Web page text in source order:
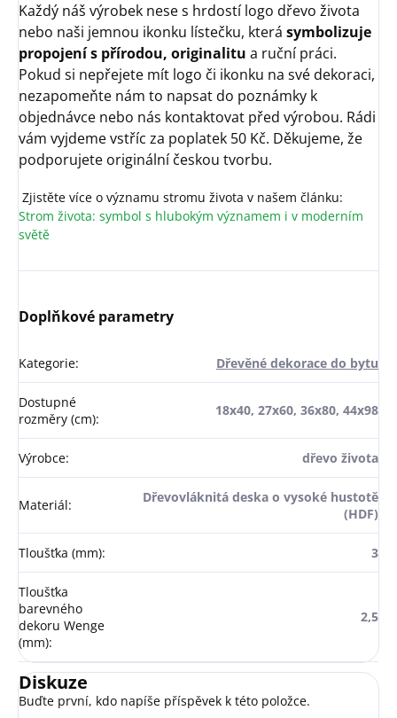
Každý náš výrobek nese s hrdostí logo dřevo života
nebo naši jemnou ikonku lístečku, která symbolizuje
propojení s přírodou, originalitu a ruční práci.
Pokud si nepřejete mít logo či ikonku na své dekoraci,
nezapomeňte nám to napsat do poznámky k
objednávce nebo nás kontaktovat před výrobou. Rádi
vám vyjdeme vstříc za poplatek 50 Kč. Děkujeme, že
podporujete originální českou tvorbu.
Zjistěte více o významu stromu života v našem článku:
Strom života: symbol s hlubokým významem i v moderním
světě
Doplňkové parametry
Kategorie: Dřevěné dekorace do bytu
Dostupné
rozměry (cm):
18x40, 27x60, 36x80, 44x98
Výrobce: dřevo života
Materiál:
Dřevovláknitá deska o vysoké hustotě
(HDF)
Tloušťka (mm): 3
Tloušťka
barevného
dekoru Wenge
(mm):
2,5
Diskuze
Buďte první, kdo napíše příspěvek k této položce.